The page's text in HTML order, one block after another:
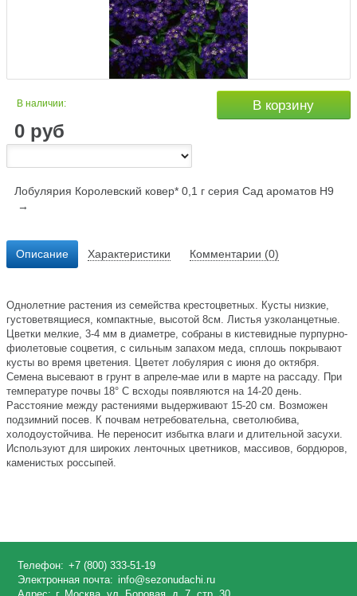
В наличии:
0 руб
В корзину
Лобулярия Королевский ковер* 0,1 г серия Сад ароматов Н9
→
Описание Характеристики Комментарии (0)
Однолетние растения из семейства крестоцветных. Кусты низкие,
густоветвящиеся, компактные, высотой 8см. Листья узколанцетные.
Цветки мелкие, 3-4 мм в диаметре, собраны в кистевидные пурпурно-
фиолетовые соцветия, с сильным запахом меда, сплошь покрывают
кусты во время цветения. Цветет лобулярия с июня до октября.
Семена высевают в грунт в апреле-мае или в марте на рассаду. При
температуре почвы 18° С всходы появляются на 14-20 день.
Расстояние между растениями выдерживают 15-20 см. Возможен
подзимний посев. К почвам нетребовательна, светолюбива,
холодоустойчива. Не переносит избытка влаги и длительной засухи.
Используют для широких ленточных цветников, массивов, бордюров,
каменистых россыпей.
Телефон: +7 (800) 333-51-19
Электронная почта: info@sezonudachi.ru